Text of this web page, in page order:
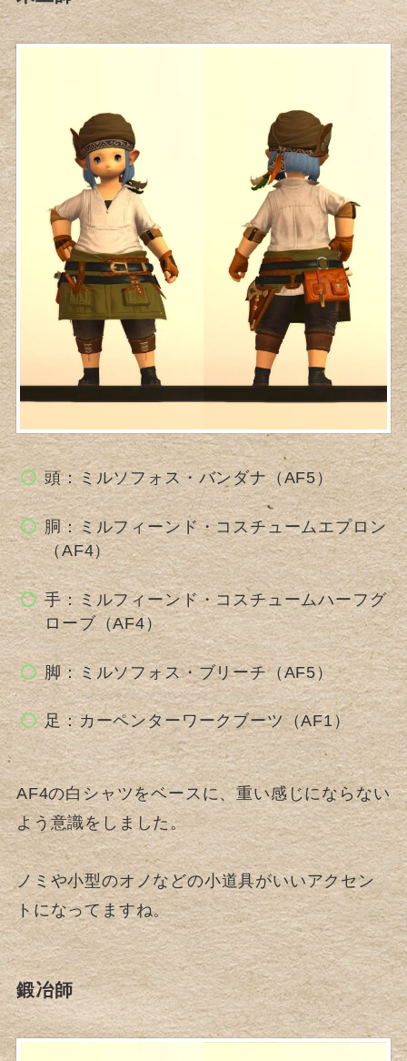
頭：ミルソフォス・バンダナ（AF5）
胴：ミルフィーンド・コスチュームエプロン
（AF4）
手：ミルフィーンド・コスチュームハーフグ
ローブ（AF4）
脚：ミルソフォス・ブリーチ（AF5）
足：カーペンターワークブーツ（AF1）
AF4の白シャツをベースに、重い感じにならない
よう意識をしました。
ノミや小型のオノなどの小道具がいいアクセン
トになってますね。
鍛冶師